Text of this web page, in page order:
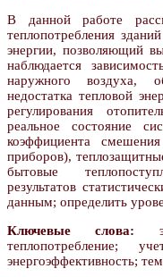
В данной работе
теплопотребления
энергии, позволяющий
наблюдается
наружного воздуха,
недостатка тепловой
регулирования
реальное состояние
коэффициента
приборов),
бытовые
результатов
данным; определить
Ключевые слова:
теплопотребление;
энергоэффективность;